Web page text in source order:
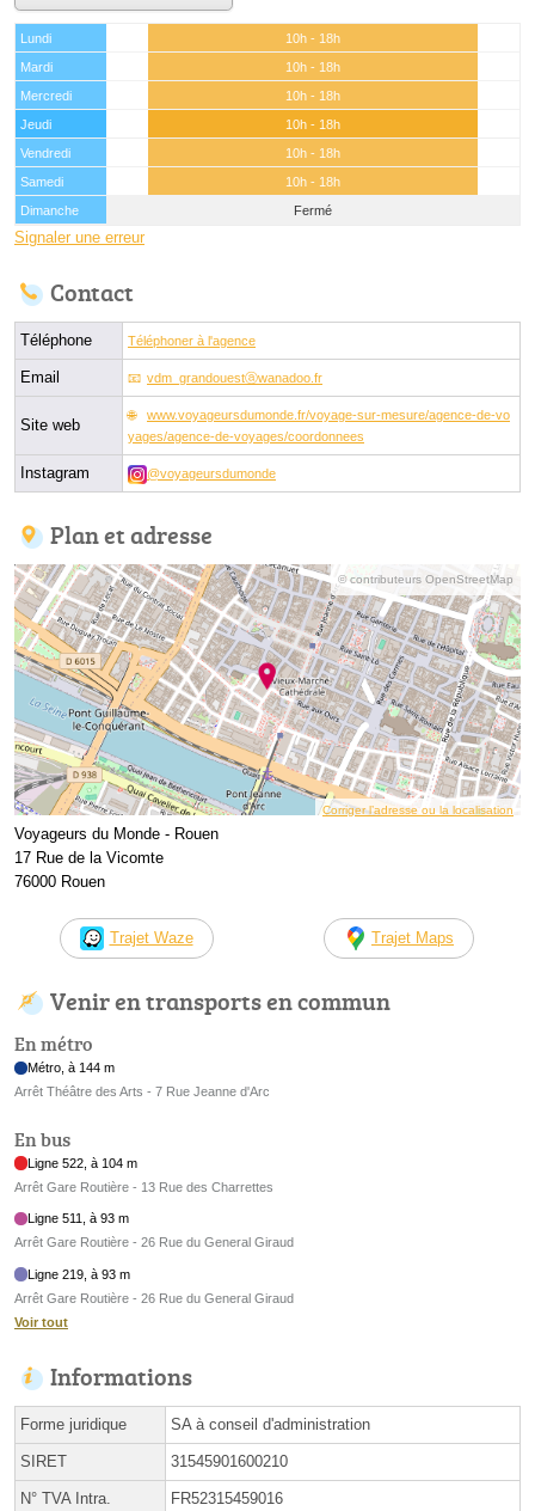
Lundi
10h - 18h
Mardi
10h - 18h
Mercredi
10h - 18h
Jeudi
10h - 18h
Vendredi
10h - 18h
Samedi
10h - 18h
Dimanche
Fermé
Signaler une erreur
Contact
Téléphone Téléphoner à l'agence
Email vdm_grandouestⓐwanadoo.fr
Site web
www.voyageursdumonde.fr/voyage-sur-mesure/agence-de-vo
yages/agence-de-voyages/coordonnees
Instagram @voyageursdumonde
Plan et adresse
© contributeurs OpenStreetMap
Corriger l’adresse ou la localisation
Voyageurs du Monde - Rouen
17 Rue de la Vicomte
76000 Rouen
Trajet Waze Trajet Maps
Venir en transports en commun
En métro
Métro, à 144 m
Arrêt Théâtre des Arts - 7 Rue Jeanne d'Arc
En bus
Ligne 522, à 104 m
Arrêt Gare Routière - 13 Rue des Charrettes
Ligne 511, à 93 m
Arrêt Gare Routière - 26 Rue du General Giraud
Ligne 219, à 93 m
Arrêt Gare Routière - 26 Rue du General Giraud
Voir tout
Informations
Forme juridique SA à conseil d'administration
SIRET 31545901600210
N° TVA Intra. FR52315459016